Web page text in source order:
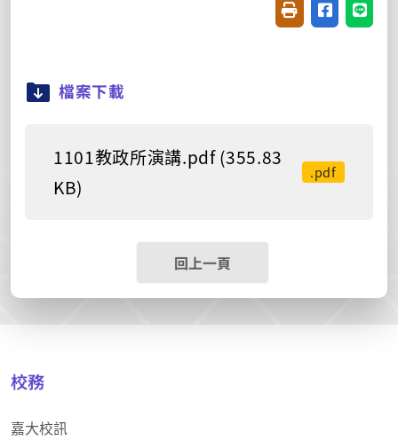
友善列印(開新視
分享至臉書
分享
檔案下載
1101教政所演講.pdf (355.83
KB)
.pdf
回上一頁
校務
嘉大校訊